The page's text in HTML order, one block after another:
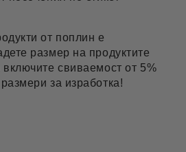
от поплин е
размер на продуктите
свиваемост от 5%
за изработка!